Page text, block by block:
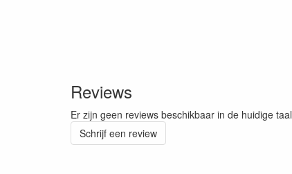
Reviews
Er zijn geen reviews beschikbaar in de huidige taal
Schrijf een review